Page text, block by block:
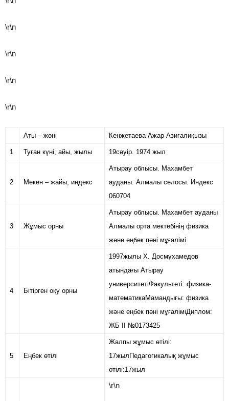
\r\n
\r\n
\r\n
\r\n
Аты – жөні Кенжетаева Ажар Азиғалиқызы
1 Туған күні, айы, жылы 19сәуір. 1974 жыл
2 Мекен – жайы, индекс
Атырау облысы. Махамбет
ауданы. Алмалы селосы. Индекс
060704
3 Жұмыс орны
Атырау облысы. Махамбет ауданы
Алмалы орта мектебінің физика
және еңбек пәні мұғалімі
4 Бітірген оқу орны
1997жылы Х. Досмұхамедов
атындағы Атырау
университетіФакультеті: физика-
математикаМамандығы: физика
және еңбек пәні мұғаліміДиплом:
ЖБ ІІ №0173425
5 Еңбек өтілі
Жалпы жұмыс өтілі:
17жылПедагогикалық жұмыс
өтілі:17жыл
\r\n